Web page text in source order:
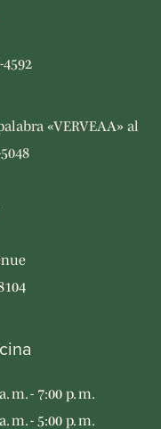
«VERVEAA» al
m. - 7:00 p. m.
m. - 5:00 p. m.